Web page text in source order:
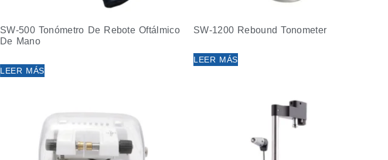
SW-500 Tonómetro De Rebote Oftálmico
De Mano
LEER MÁS
SW-1200 Rebound Tonometer
LEER MÁS